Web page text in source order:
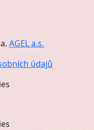
AGEL a.s.
údajů